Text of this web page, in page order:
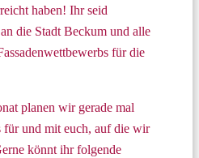
haben! Ihr seid
die Stadt Beckum und alle
für die
planen wir gerade mal
und mit euch, auf die wir
könnt ihr folgende